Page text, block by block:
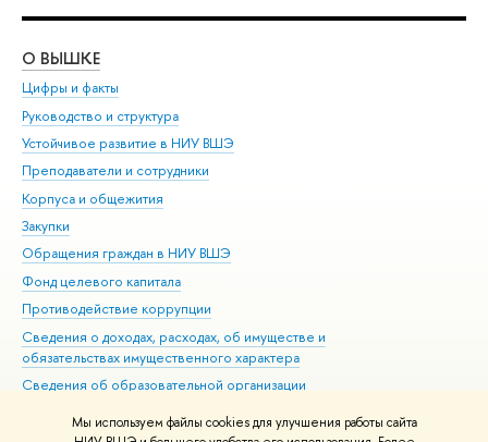
Мы используем файлы cookies для улучшения работы сайта
О ВЫШКЕ
Цифры и факты
Руководство и структура
Устойчивое развитие в НИУ ВШЭ
Преподаватели и сотрудники
Корпуса и общежития
Закупки
Обращения граждан в НИУ ВШЭ
Фонд целевого капитала
Противодействие коррупции
Сведения о доходах, расходах, об имуществе и
обязательствах имущественного характера
Сведения об образовательной организации
Людям с ограниченными возможностями здоровья